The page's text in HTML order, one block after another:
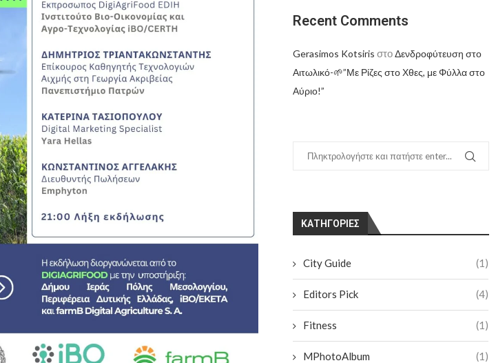
Recent Comments
Gerasimos Kotsiris στοΔενδροφύτευση στο
Αιτωλικό-🌱”Με Ρίζες στο Χθες, με Φύλλα στο
Αύριο!”
KΑΤΗΓΟΡΊΕΣ
City Guide (1)
Editors Pick (4)
Fitness (1)
MPhotoAlbum (1)